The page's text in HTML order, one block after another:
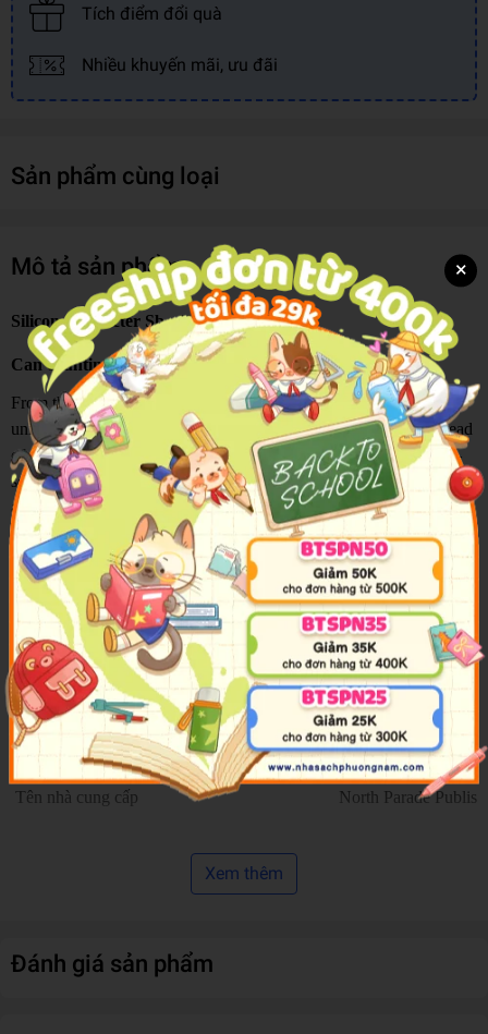
Tích điểm đổi quà
Nhiều khuyến mãi, ưu đãi
Sản phẩm cùng loại
Mô tả sản phẩm
Silicon Character Sb - Unicorn
Can counting feel like a magical adventure? Absolutely!
From the very first page, little readers are invited into a sparkling
unicorn world where every number unlocks a new surprise. Instead
of simply learning to count, children become active participants—
searching, counting, listening, and exploring alongside five
adorable unicorn friends.
Each page transforms early learning into play, helping young
children build number confidence naturally while staying engaged
through interactive sounds and colorful illustrations. The
combination of hands-on discovery and imaginative storytelling
keeps young minds curious from beginning to end.
Thông tin chi tiết
Mã sản phẩm 978183509081
Tên nhà cung cấp North Parade
Năm XB
Xem thêm
Đánh giá sản phẩm
×